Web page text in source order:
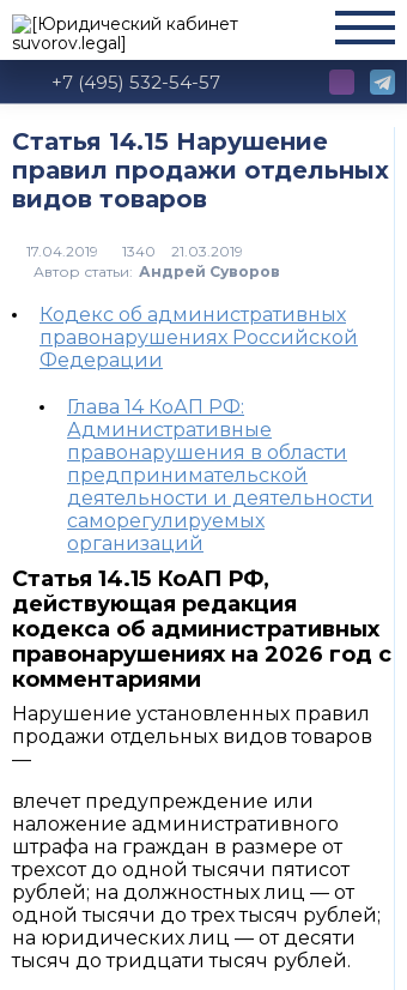
+7 (495) 532-54-57
Статья 14.15 Нарушение
правил продажи отдельных
видов товаров
1340
Автор статьи: Андрей Суворов
Кодекс об административных
правонарушениях Российской
Федерации
Глава 14 КоАП РФ:
Административные
правонарушения в области
предпринимательской
деятельности и деятельности
саморегулируемых
организаций
Статья 14.15 КоАП РФ,
действующая редакция
кодекса об административных
правонарушениях на 2026 год с
комментариями
Нарушение установленных правил
продажи отдельных видов товаров
—
влечет предупреждение или
наложение административного
штрафа на граждан в размере от
трехсот до одной тысячи пятисот
рублей; на должностных лиц — от
одной тысячи до трех тысяч рублей;
на юридических лиц — от десяти
тысяч до тридцати тысяч рублей.